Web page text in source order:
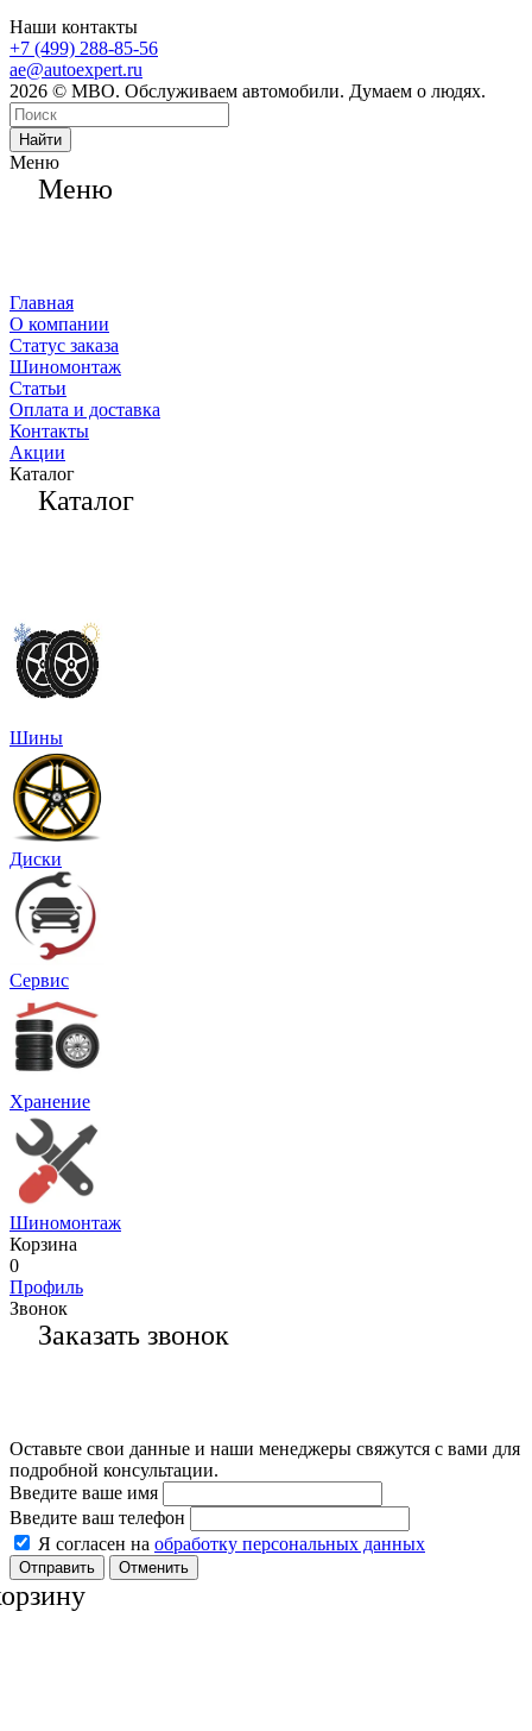
Наши контакты
+7 (499) 288-85-56
ae@autoexpert.ru
2026 © МВО. Обслуживаем автомобили. Думаем о людях.
Найти
Меню
Меню
Главная
О компании
Статус заказа
Шиномонтаж
Статьи
Оплата и доставка
Контакты
Акции
Каталог
Каталог
Шины
Диски
Сервис
Хранение
Шиномонтаж
Корзина
0
Профиль
Звонок
Заказать звонок
Оставьте свои данные и наши менеджеры свяжутся с вами для
подробной консультации.
Введите ваше имя
Введите ваш телефон
Я согласен на обработку персональных данных
Отменить